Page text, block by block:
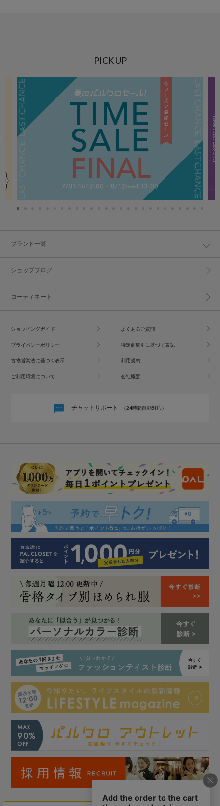
PICK UP
ブランド一覧
ショップブログ
コーディネート
ショッピングガイド よくあるご質問
プライバシーポリシー 特定商取引に基づく表記
古物営業法に基づく表示 利用規約
ご利用環境について 会社概要
チャットサポート （24時間自動対応）